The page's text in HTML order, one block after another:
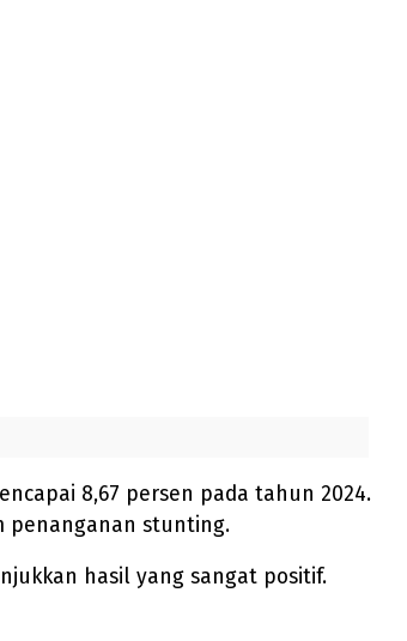
8,67 persen pada tahun 2024.
penanganan stunting.
hasil yang sangat positif.